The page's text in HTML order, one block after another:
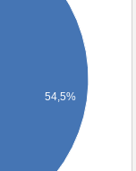
54,5%